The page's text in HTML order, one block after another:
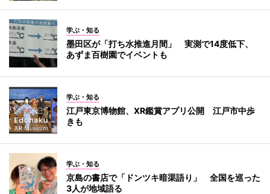
学ぶ・知る
墨田区が「打ち水推進月間」 実測で14度低下、
あずま百樹園でイベントも
学ぶ・知る
江戸東京博物館、XR鑑賞アプリ公開 江戸市中歩
きも
学ぶ・知る
京島の書店で「ドンツキ暗渠語り」 全国を巡った
3人が地域語る